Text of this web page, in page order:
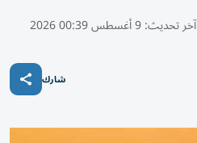
آخر تحديث:9 أغسطس 00:39 2026
شارك